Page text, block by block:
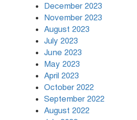
December 2023
November 2023
August 2023
July 2023
June 2023
May 2023
April 2023
October 2022
September 2022
August 2022